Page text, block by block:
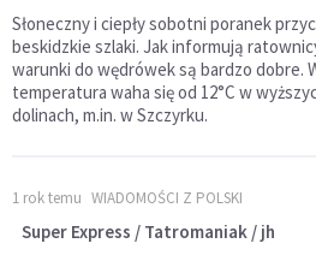
Słoneczny i ciepły sobotni poranek
beskidzkie szlaki. Jak informują
warunki do wędrówek są bardzo dobre.
temperatura waha się od 12°C w
dolinach, m.in. w Szczyrku.
1 rok temu WIADOMOŚCI Z POLSKI
Super Express / Tatromaniak / jh